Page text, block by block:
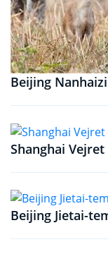
Beijing
Shanghai
Beijing Jietai-